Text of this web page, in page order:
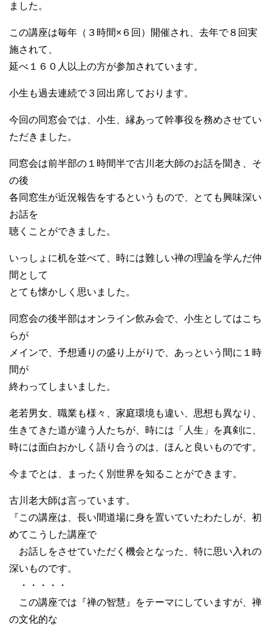
ました。
この講座は毎年（３時間×６回）開催され、去年で８回実
施されて、
延べ１６０人以上の方が参加されています。
小生も過去連続で３回出席しております。
今回の同窓会では、小生、縁あって幹事役を務めさせてい
ただきました。
同窓会は前半部の１時間半で古川老大師のお話を聞き、そ
の後
各同窓生が近況報告をするというもので、とても興味深い
お話を
聴くことができました。
いっしょに机を並べて、時には難しい禅の理論を学んだ仲
間として
とても懐かしく思いました。
同窓会の後半部はオンライン飲み会で、小生としてはこち
らが
メインで、予想通りの盛り上がりで、あっという間に１時
間が
終わってしまいました。
老若男女、職業も様々、家庭環境も違い、思想も異なり、
生きてきた道が違う人たちが、時には「人生」を真剣に、
時には面白おかしく語り合うのは、ほんと良いものです。
今までとは、まったく別世界を知ることができます。
古川老大師は言っています。
『この講座は、長い間道場に身を置いていたわたしが、初
めてこうした講座で
お話しをさせていただく機会となった、特に思い入れの
深いものです。
・・・・・
この講座では『禅の智慧』をテーマにしていますが、禅
の文化的な